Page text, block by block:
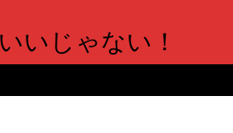
いじゃない！